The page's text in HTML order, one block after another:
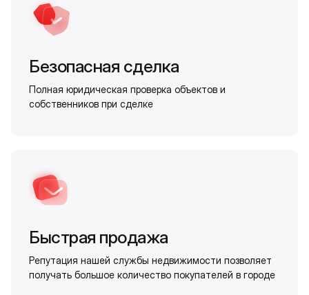
Безопасная сделка
Полная юридическая проверка объектов и
собственников при сделке
Быстрая продажа
Репутация нашей службы недвижимости позволяет
получать большое количество покупателей в городе